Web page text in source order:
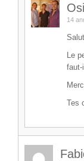
14
Le
faut-
Tes